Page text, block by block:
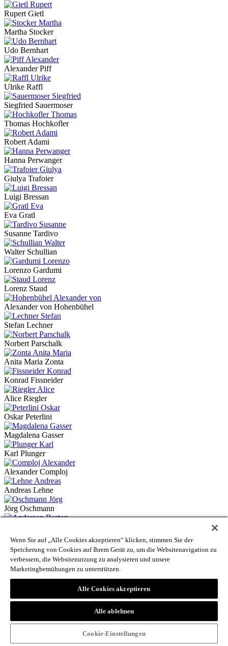
Rupert Gietl
Martha Stocker
Udo Bernhart
Alexander Piff
Ulrike Raffl
Siegfried Sauermoser
Thomas Hochkofler
Robert Adami
Hanna Perwanger
Giulya Trafoier
Luigi Bressan
Eva Gratl
Susanne Tardivo
Walter Schullian
Lorenzo Gardumi
Lorenz Staud
Alexander von Hohenbühel
Stefan Lechner
Norbert Parschalk
Anita Maria Zonta
Konrad Fissneider
Alice Riegler
Oskar Peterlini
Magdalena Gasser
Karl Plunger
Alexander Comploj
Andreas Lehne
Jörg Oschmann
Ulrich Lardschneider
Alexander Koller
Michael Oberhuber
Franz Spiegelfeld
Alice Hönigschmid
Wenn Sie auf „Alle Cookies akzeptieren“ klicken, stimmen Sie der
Speicherung von Cookies auf Ihrem Gerät zu, um die Websitenavigation zu
verbessern, die Websitenutzung zu analysieren und unsere
Marketingbemühungen zu unterstützen.
Alle Cookies akzeptieren
Alle ablehnen
Cookie-Einstellungen